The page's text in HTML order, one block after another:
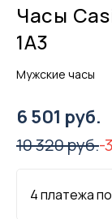
Часы
1A3
Мужские часы
6 501 руб.
10 320 руб.-
4 платежа по